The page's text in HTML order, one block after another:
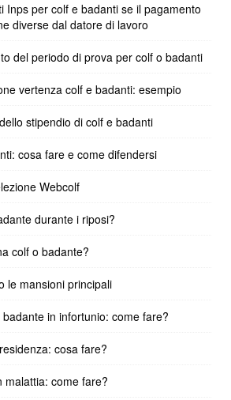
Inps per colf e badanti se il pagamento
diverse dal datore di lavoro
del periodo di prova per colf o badanti
vertenza colf e badanti: esempio
stipendio di colf e badanti
cosa fare e come difendersi
Webcolf
durante i riposi?
colf o badante?
le mansioni principali
in infortunio: come fare?
cosa fare?
malattia: come fare?